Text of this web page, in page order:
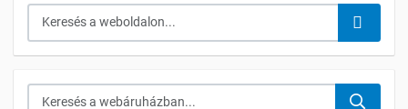
Keresés a webáruházban...